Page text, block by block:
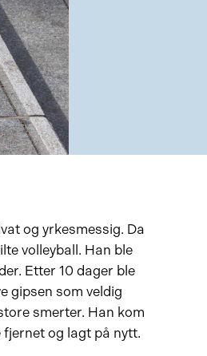
og yrkesmessig. Da
volleyball. Han ble
Etter 10 dager ble
gipsen som veldig
smerter. Han kom
og lagt på nytt.